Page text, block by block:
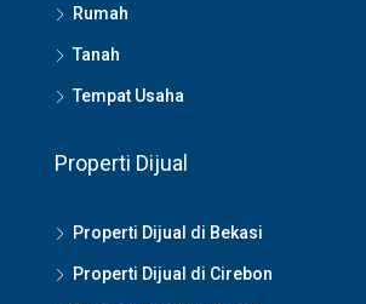
Rumah
Tanah
Tempat Usaha
Properti Dijual
Properti Dijual di Bekasi
Properti Dijual di Cirebon